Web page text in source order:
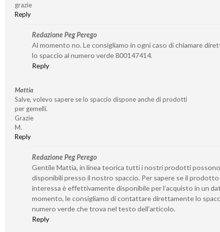
grazie
Reply
Redazione Peg Perego
Al momento no. Le consigliamo in ogni caso di chiamare
lo spaccio al numero verde 800147414.
Reply
Mattia
Salve, volevo sapere se lo spaccio dispone anche di prodotti
per gemelli.
Grazie
M.
Reply
Redazione Peg Perego
Gentile Mattia, in linea teorica tutti i nostri prodotti
disponibili presso il nostro spaccio. Per sapere se il prodotto
interessa è effettivamente disponibile per l’acquisto in un
momento, le consigliamo di contattare direttamente lo
numero verde che trova nel testo dell’articolo.
Reply